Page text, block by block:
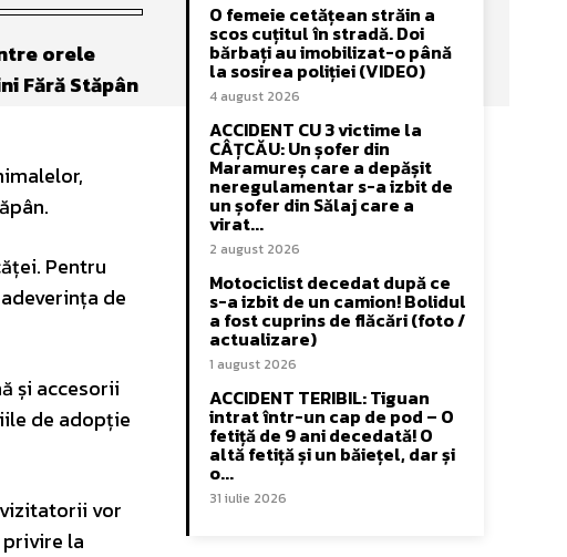
orele
Fără Stăpân
Pentru
de
și accesorii
de adopție
vor
la
O femeie cetățean străin a
scos cuțitul în stradă. Doi
bărbați au imobilizat-o până
la sosirea poliției (VIDEO)
4 august 2026
ACCIDENT CU 3 victime la
CÂȚCĂU: Un șofer din
Maramureș care a depășit
neregulamentar s-a izbit de
un șofer din Sălaj care a
virat...
2 august 2026
Motociclist decedat după ce
s-a izbit de un camion! Bolidul
a fost cuprins de flăcări (foto /
actualizare)
1 august 2026
ACCIDENT TERIBIL: Tiguan
intrat într-un cap de pod – O
fetiță de 9 ani decedată! O
altă fetiță și un băiețel, dar și
o...
31 iulie 2026